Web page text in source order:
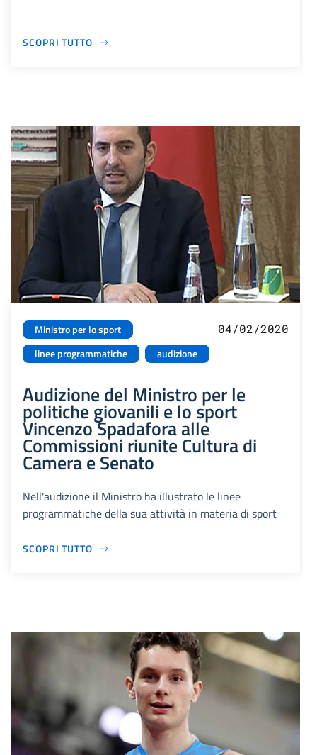
SCOPRI TUTTO
Ministro per lo sport
linee programmatiche
audizione
04/02/2020
Audizione del Ministro per le
politiche giovanili e lo sport
Vincenzo Spadafora alle
Commissioni riunite Cultura di
Camera e Senato
Nell'audizione il Ministro ha illustrato le linee
programmatiche della sua attività in materia di sport
SCOPRI TUTTO